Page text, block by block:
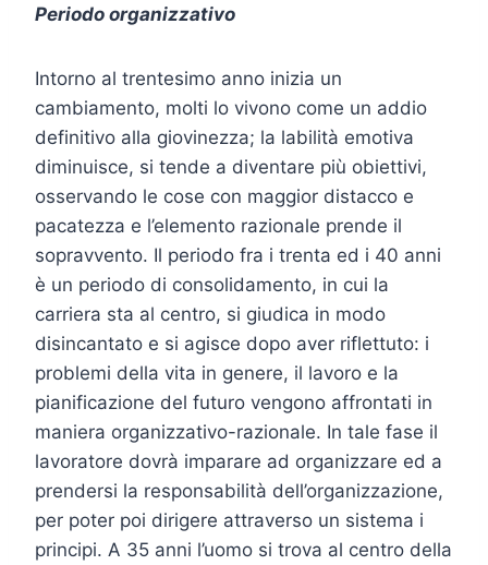
Periodo organizzativo
Intorno al trentesimo anno inizia un
cambiamento, molti lo vivono come un addio
definitivo alla giovinezza; la labilità emotiva
diminuisce, si tende a diventare più obiettivi,
osservando le cose con maggior distacco e
pacatezza e l’elemento razionale prende il
sopravvento. Il periodo fra i trenta ed i 40 anni
è un periodo di consolidamento, in cui la
carriera sta al centro, si giudica in modo
disincantato e si agisce dopo aver riflettuto: i
problemi della vita in genere, il lavoro e la
pianificazione del futuro vengono affrontati in
maniera organizzativo-razionale. In tale fase il
lavoratore dovrà imparare ad organizzare ed a
prendersi la responsabilità dell’organizzazione,
per poter poi dirigere attraverso un sistema i
principi. A 35 anni l’uomo si trova al centro della